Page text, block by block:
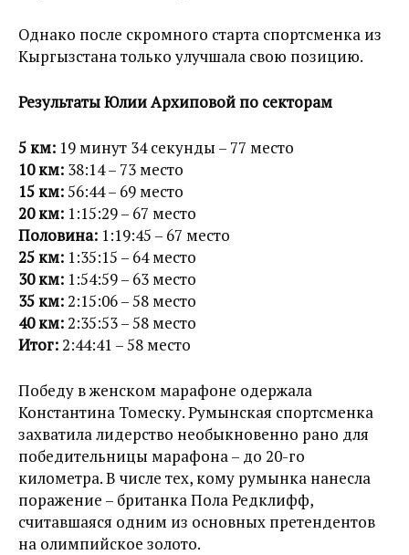
Однако после скромного старта спортсменка из
Кыргызстана только улучшала свою позицию.
Результаты Юлии Архиповой по секторам
5 км: 19 минут 34 секунды – 77 место
10 км: 38:14 – 73 место
15 км:56:44 – 69 место
20 км: 1:15:29 – 67 место
Половина: 1:19:45 – 67 место
25 км: 1:35:15 – 64 место
30 км: 1:54:59 – 63 место
35 км:2:15:06 – 58 место
40 км:2:35:53 – 58 место
Итог:2:44:41 – 58 место
Победу в женском марафоне одержала
Константина Томеску. Румынская спортсменка
захватила лидерство необыкновенно рано для
победительницы марафона – до 20-го
километра. В числе тех, кому румынка нанесла
поражение – британка Пола Редклифф,
считавшаяся одним из основных претендентов
на олимпийское золото.